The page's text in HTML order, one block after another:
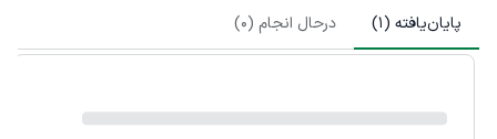
پایان‌یافته (1
) درحال انجام (0
)